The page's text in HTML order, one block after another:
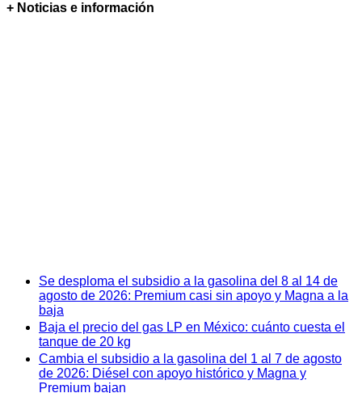
+ Noticias e información
Se desploma el subsidio a la gasolina del 8 al 14 de
agosto de 2026: Premium casi sin apoyo y Magna a la
baja
Baja el precio del gas LP en México: cuánto cuesta el
tanque de 20 kg
Cambia el subsidio a la gasolina del 1 al 7 de agosto
de 2026: Diésel con apoyo histórico y Magna y
Premium bajan